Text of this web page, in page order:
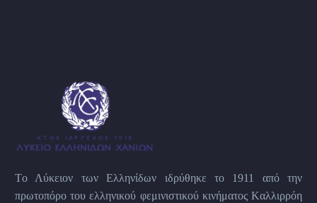
Tο Λύκειον των Eλληνίδων ιδρύθηκε το 1911 από την
πρωτοπόρο του ελληνικού φεμινιστικού κινήματος Kαλλιρρόη